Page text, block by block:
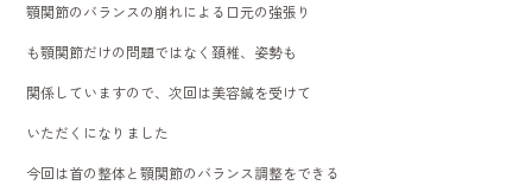
顎関節のバランスの崩れによる口元の強張り
も顎関節だけの問題ではなく頚椎、姿勢も
関係していますので、次回は美容鍼を受けて
いただくになりました
今回は首の整体と顎関節のバランス調整をできる